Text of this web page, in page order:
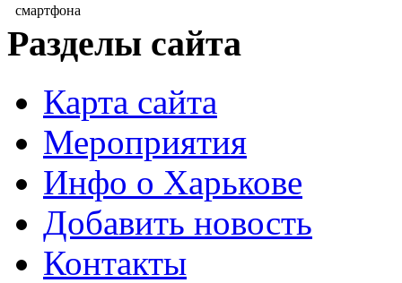
Разделы сайта
Карта сайта
Мероприятия
Инфо о Харькове
Добавить новость
Контакты